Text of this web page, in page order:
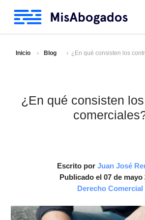
Inicio Blog ¿En qué consisten los
¿En qué consisten
Escrito por Juan José
Publicado el 07 de mayo
Derecho Comercial